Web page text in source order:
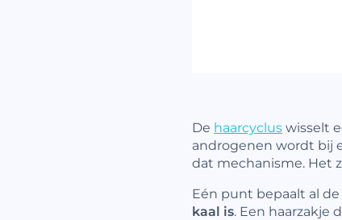
De haarcycluswisselt
androgenen wordt bij
dat mechanisme. Het
Eén punt bepaalt al de
kaal is. Een haarzakje